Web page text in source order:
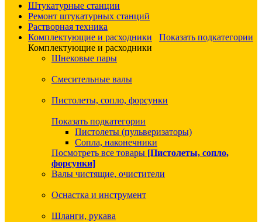
Штукатурные станции
Ремонт штукатурных станций
Растворная техника
Комплектующие и расходники
Показать подкатегории
Комплектующие и расходники
Шнековые пары
Смесительные валы
Пистолеты, сопло, форсунки
Показать подкатегории
Пистолеты (пульверизаторы)
Сопла, наконечники
Посмотреть все товары [Пистолеты, сопло,
форсунки]
Валы чистящие, очистители
Оснастка и инструмент
Шланги, рукава